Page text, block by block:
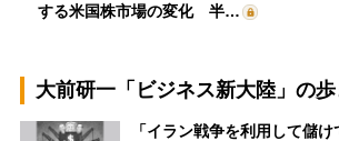
する米国株市場の変化 半…
大前研一「ビジネス新大陸」の
「イラン戦争を利用して儲